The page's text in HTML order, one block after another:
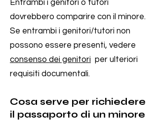
Entrambi i genitori o tutori
dovrebbero comparire con il minore.
Se entrambi i genitori/tutori non
possono essere presenti, vedere
consenso dei genitori per ulteriori
requisiti documentali.
Cosa serve per richiedere
il passaporto di un minore